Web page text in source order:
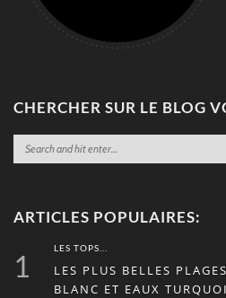
CHERCHER SUR LE BLOG
ARTICLES POPULAIRES:
1
LES TOPS...
LES PLUS BELLES
BLANC ET EAUX